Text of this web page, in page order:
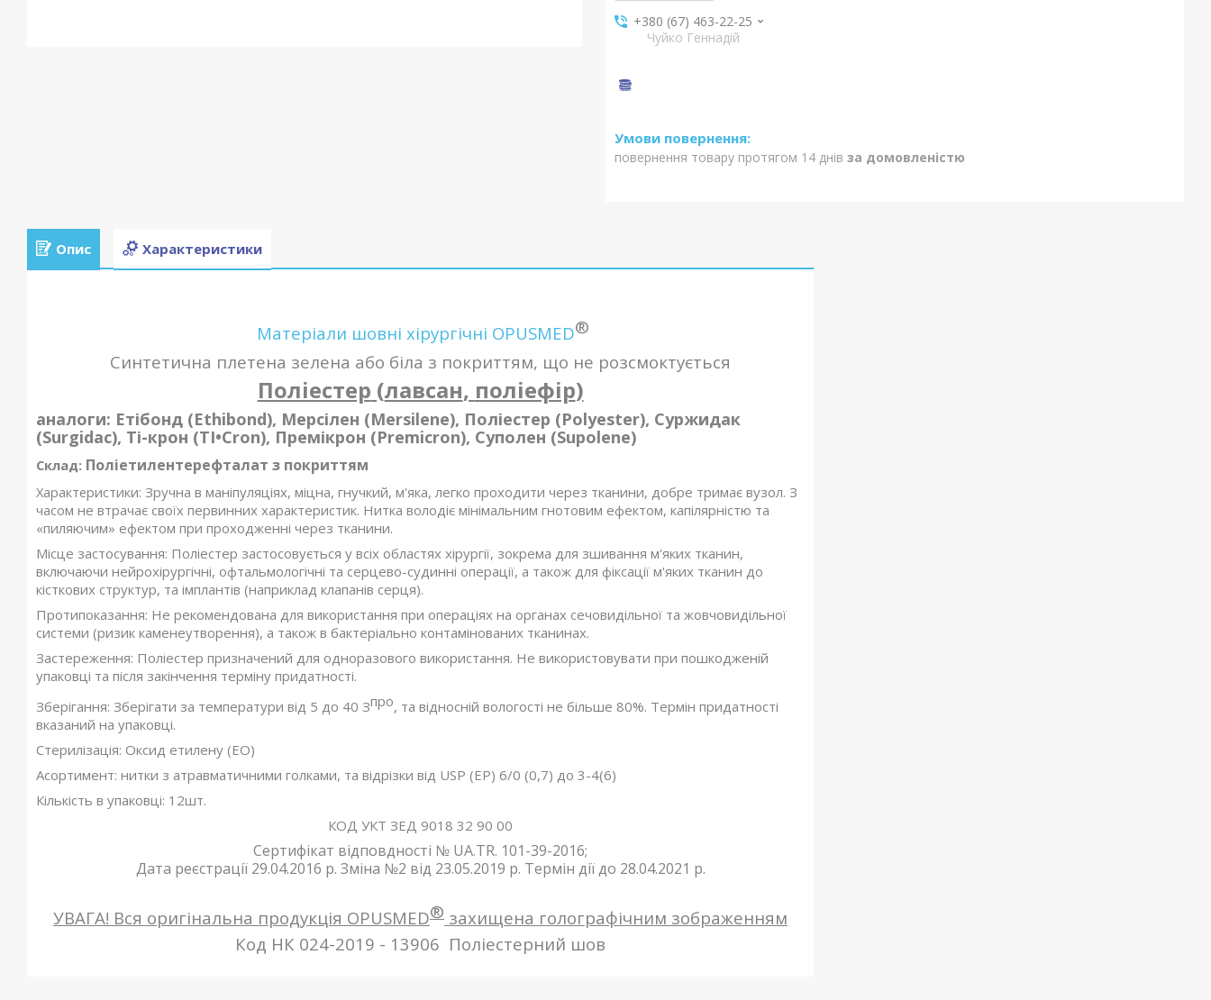
+380 (67) 463-22-25
Чуйко Геннадій
повернення товару протягом 14 днів за домовленістю
Опис Характеристики
Матеріали шовні хірургічні OPUSMED®
Синтетична плетена зелена або біла з покриттям, що не розсмоктується
Поліестер (лавсан, поліефір)
аналоги: Етібонд (Ethibond), Мерсілен (Mersilene), Поліестер (Polyester), Суржидак
(Surgidac), Ті-крон (TI•Cron), Премікрон (Premicron), Суполен (Supolene)
Склад: Поліетилентерефталат з покриттям
Характеристики: Зручна в маніпуляціях, міцна, гнучкий, м'яка, легко проходити через тканини, добре тримає вузол. З
часом не втрачає своїх первинних характеристик. Нитка володіє мінімальним гнотовим ефектом, капілярністю та
«пиляючим» ефектом при проходженні через тканини.
Місце застосування: Поліестер застосовується у всіх областях хірургії, зокрема для зшивання м'яких тканин,
включаючи нейрохірургічні, офтальмологічні та серцево-судинні операції, а також для фіксації м'яких тканин до
кісткових структур, та імплантів (наприклад клапанів серця).
Протипоказання: Не рекомендована для використання при операціях на органах сечовидільної та жовчовидільної
системи (ризик каменеутворення), а також в бактеріально контамінованих тканинах.
Застереження: Поліестер призначений для одноразового використання. Не використовувати при пошкодженій
упаковці та після закінчення терміну придатності.
Зберігання: Зберігати за температури від 5 до 40 Зпро, та відносній вологості не більше 80%. Термін придатності
вказаний на упаковці.
Стерилізація: Оксид етилену (ЕО)
Асортимент: нитки з атравматичними голками, та відрізки від USP (EP) 6/0 (0,7) до 3-4(6)
Кількість в упаковці: 12шт.
КОД УКТ ЗЕД 9018 32 90 00
Сертифікат відповдності № UA.TR. 101-39-2016;
Дата реєстрації 29.04.2016 р. Зміна №2 від 23.05.2019 р. Термін дії до 28.04.2021 р.
УВАГА! Вся оригінальна продукція OPUSMED® захищена голографічним зображенням
Код НК 024-2019 - 13906 Поліестерний шов